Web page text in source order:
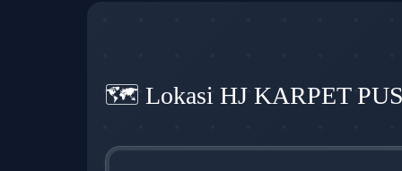
🗺️ Lokasi HJ KARPET